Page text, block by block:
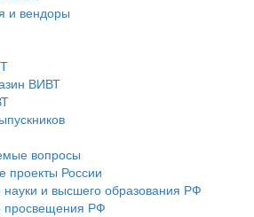
и вендоры
ВИВТ
вопросы
проекты России
науки и высшего образования РФ
просвещения РФ